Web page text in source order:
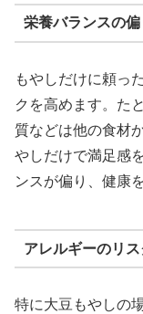
栄養バランスの偏
もやしだけに頼っ
クを高めます。た
質などは他の食材
やしだけで満足感
ンスが偏り、健康
アレルギーのリス
特に大豆もやしの